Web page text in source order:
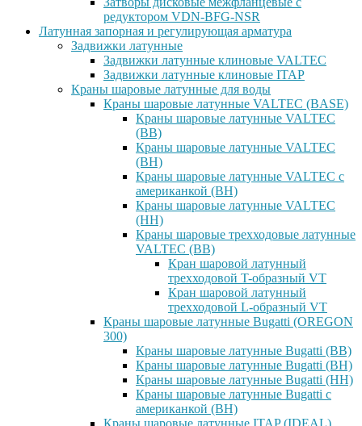
редуктором VDN-BFG-NSR
Латунная запорная и регулирующая арматура
Задвижки латунные
Задвижки латунные клиновые VALTEC
Задвижки латунные клиновые ITAP
Краны шаровые латунные для воды
Краны шаровые латунные VALTEC (BASE)
Краны шаровые латунные VALTEC
(ВВ)
Краны шаровые латунные VALTEC
(ВН)
Краны шаровые латунные VALTEC с
американкой (ВН)
Краны шаровые латунные VALTEC
(НН)
Краны шаровые трехходовые латунные
VALTEC (ВВ)
Кран шаровой латунный
трехходовой T-образный VT
Кран шаровой латунный
трехходовой L-образный VT
Краны шаровые латунные Bugatti (OREGON
300)
Краны шаровые латунные Bugatti (ВВ)
Краны шаровые латунные Bugatti (ВН)
Краны шаровые латунные Bugatti (НН)
Краны шаровые латунные Bugatti с
американкой (ВН)
Краны шаровые латунные ITAP (IDEAL)